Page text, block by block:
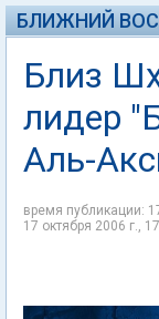
БЛИЖНИЙ
Близ
лидер
Аль-
время публикации:
17 октября 2006 г.,